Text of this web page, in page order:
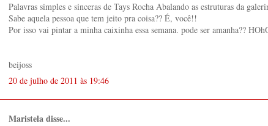
Palavras simples e sinceras de Tays Rocha Abalando as estruturas da
Sabe aquela pessoa que tem jeito pra coisa?? É, você!!
Por isso vai pintar a minha caixinha essa semana. pode ser amanha??
beijoss
20 de julho de 2011 às 19:46
Maristela disse...